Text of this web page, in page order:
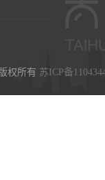
权所有 苏ICP备